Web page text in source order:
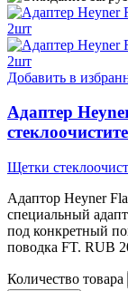
Добавить в
Адаптер
Щетки
Адаптор Heyner
специальный
под конкретный
поводка FT. RUB
Количество товара